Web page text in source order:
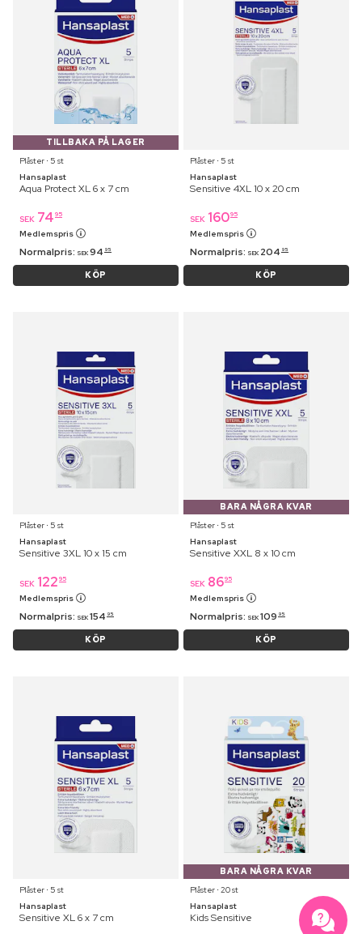
TILLBAKA PÅ LAGER
Plåster ⋅ 5 st
Hansaplast
Aqua Protect XL 6 x 7 cm
SEK 74 95
Medlemspris
Normalpris: SEK 94 95
KÖP
Plåster ⋅ 5 st
Hansaplast
Sensitive 4XL 10 x 20 cm
SEK 16095
Medlemspris
Normalpris: SEK 204 95
KÖP
Plåster ⋅ 5 st
Hansaplast
Sensitive 3XL 10 x 15 cm
SEK 122 95
Medlemspris
Normalpris: SEK 154 95
KÖP
BARA NÅGRA KVAR
Plåster ⋅ 5 st
Hansaplast
Sensitive XXL 8 x 10 cm
SEK 8695
Medlemspris
Normalpris: SEK 109 95
KÖP
Plåster ⋅ 5 st
Hansaplast
Sensitive XL 6 x 7 cm
BARA NÅGRA KVAR
Plåster ⋅ 20 st
Hansaplast
Kids Sensitive